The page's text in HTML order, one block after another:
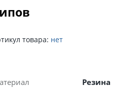
товара: нет
Резина